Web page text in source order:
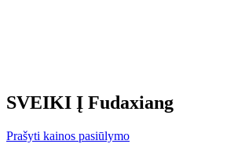
SVEIKI Į Fudaxiang
Prašyti kainos pasiūlymo